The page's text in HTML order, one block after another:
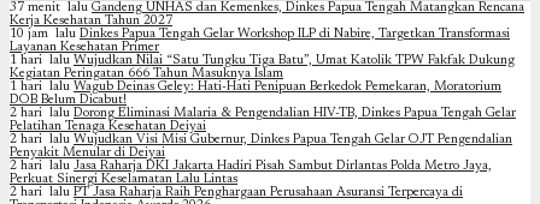
37 menit lalu Gandeng UNHAS dan Kemenkes, Dinkes Papua Tengah Matangkan Rencana
Kerja Kesehatan Tahun 2027
10 jam lalu Dinkes Papua Tengah Gelar Workshop ILP di Nabire, Targetkan Transformasi
Layanan Kesehatan Primer
1 hari lalu Wujudkan Nilai “Satu Tungku Tiga Batu”, Umat Katolik TPW Fakfak Dukung
Kegiatan Peringatan 666 Tahun Masuknya Islam
1 hari lalu Wagub Deinas Geley: Hati-Hati Penipuan Berkedok Pemekaran, Moratorium
DOB Belum Dicabut!
2 hari lalu Dorong Eliminasi Malaria & Pengendalian HIV-TB, Dinkes Papua Tengah Gelar
Pelatihan Tenaga Kesehatan Deiyai
2 hari lalu Wujudkan Visi Misi Gubernur, Dinkes Papua Tengah Gelar OJT Pengendalian
Penyakit Menular di Deiyai
2 hari lalu Jasa Raharja DKI Jakarta Hadiri Pisah Sambut Dirlantas Polda Metro Jaya,
Perkuat Sinergi Keselamatan Lalu Lintas
2 hari lalu PT Jasa Raharja Raih Penghargaan Perusahaan Asuransi Terpercaya di